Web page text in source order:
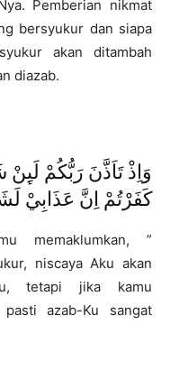
Pemberian nikmat
bersyukur dan siapa
akan ditambah
diazab.
وَاِذْ تَاَذَّنَ رَبُّكُمْ لَىِٕنْ
كَفَرْتُمْ اِنَّ عَذَابِيْ
memaklumkan, ”
niscaya Aku akan
tetapi jika kamu
azab-Ku sangat